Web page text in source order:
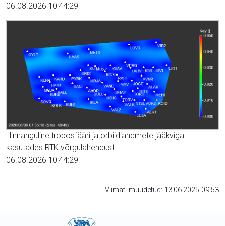
06.08.2026 10:44:29
Hinnanguline troposfääri ja orbiidiandmete jääkviga
kasutades RTK võrgulahendust
06.08.2026 10:44:29
Viimati muudetud: 13.06.2025 09:53